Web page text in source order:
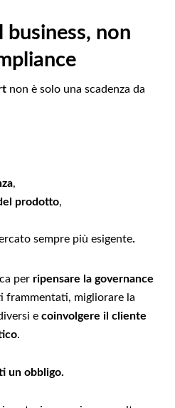
business, non
non è solo una scadenza da
,
prodotto,
sempre più esigente.
per ripensare la governance
frammentati, migliorare la
e coinvolgere il cliente
.
un obbligo.